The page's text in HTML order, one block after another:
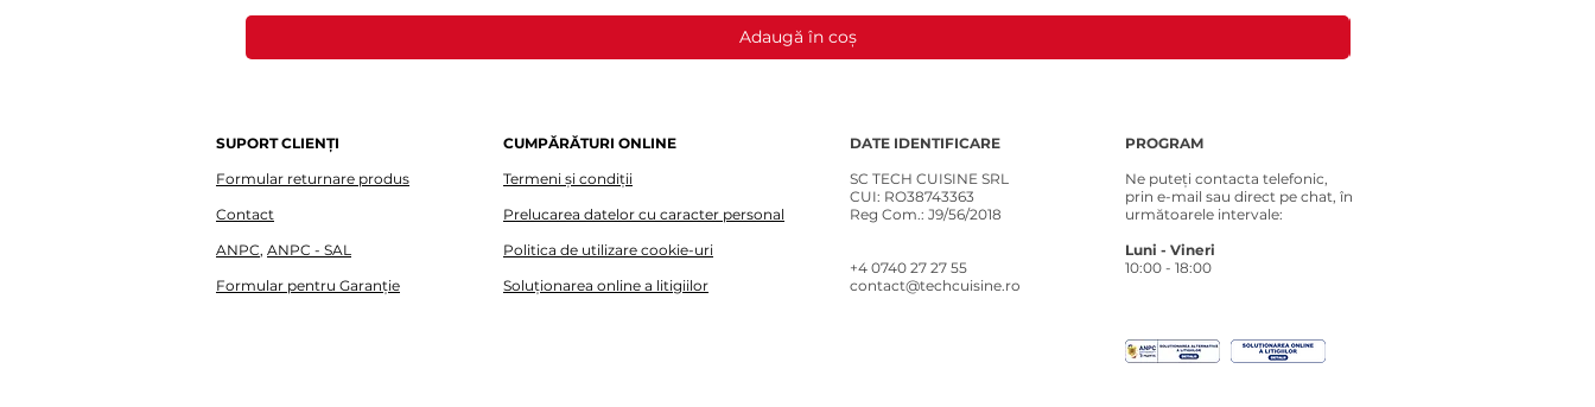
Adaugă în coș
SUPORT CLIENȚI
Formular returnare produs
Contact
ANPC, ANPC - SAL
Formular pentru Garanție
CUMPĂRĂTURI ONLINE
Termeni și condiții
Prelucarea datelor cu caracter personal
Politica de utilizare cookie-uri
Soluționarea online a litigiilor
DATE IDENTIFICARE
SC TECH CUISINE SRL
CUI: RO38743363
Reg Com.: J9/56/2018
+4 0740 27 27 55​
contact@techcuisine.ro
PROGRAM
Ne puteți contacta telefonic,
prin e-mail sau direct pe chat, în
următoarele intervale:
Luni - Vineri
10:00 - 18:00